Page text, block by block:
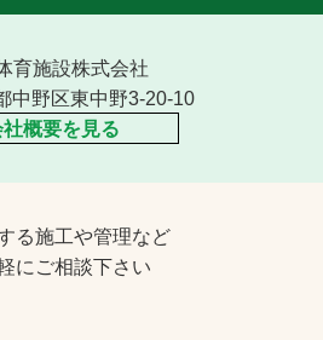
育施設株式会社
中野区東中野3-20-10
概要を見る
る施工や管理など
にご相談下さい